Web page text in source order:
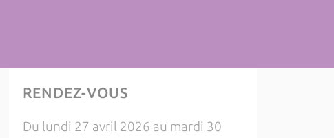
RENDEZ-VOUS
Du lundi 27 avril 2026 au mardi 30